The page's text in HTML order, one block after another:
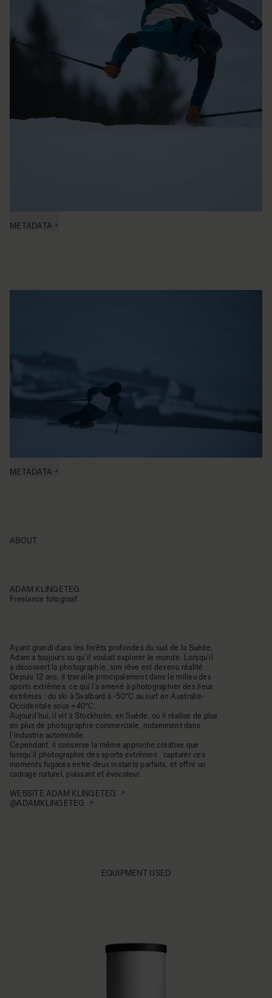
METADATA
METADATA
ABOUT
ADAM KLINGETEG
Freelance fotograaf
Ayant grandi dans les forêts profondes du sud de la Suède,
Adam a toujours su qu’il voulait explorer le monde. Lorsqu’il
a découvert la photographie, son rêve est devenu réalité.
Depuis 12 ans, il travaille principalement dans le milieu des
sports extrêmes, ce qui l’a amené à photographier des lieux
extrêmes : du ski à Svalbard à -50°C au surf en Australie-
Occidentale sous +40°C.
Aujourd’hui, il vit à Stockholm, en Suède, où il réalise de plus
en plus de photographie commerciale, notamment dans
l’industrie automobile.
Cependant, il conserve la même approche créative que
lorsqu’il photographie des sports extrêmes : capturer ces
moments fugaces entre deux instants parfaits, et offrir un
cadrage naturel, puissant et évocateur.
WEBSITE ADAM KLINGETEG
@ADAMKLINGETEG
EQUIPMENT USED